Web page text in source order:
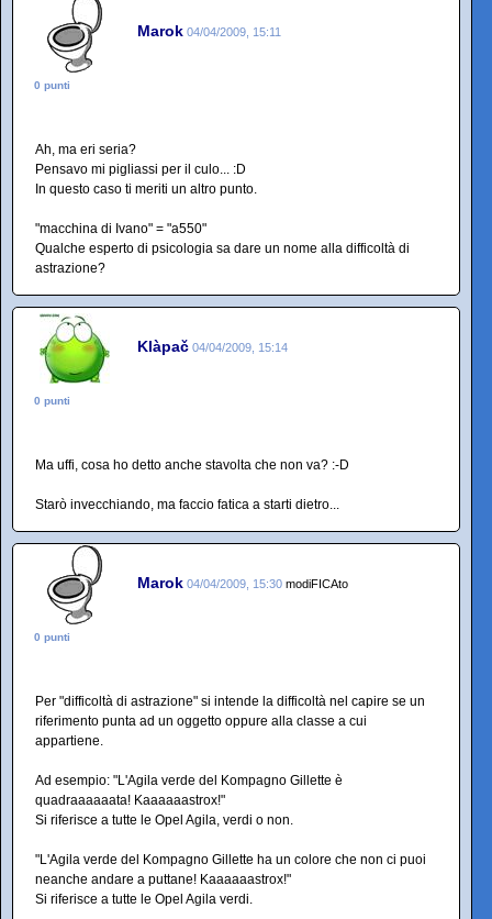
Marok 04/04/2009, 15:11
0 punti
Ah, ma eri seria?
Pensavo mi pigliassi per il culo... :D
In questo caso ti meriti un altro punto.
"macchina di Ivano" = "a550"
Qualche esperto di psicologia sa dare un nome alla difficoltà di
astrazione?
Klàpač 04/04/2009, 15:14
0 punti
Ma uffi, cosa ho detto anche stavolta che non va? :-D
Starò invecchiando, ma faccio fatica a starti dietro...
Marok 04/04/2009, 15:30 modiFICAto
0 punti
Per "difficoltà di astrazione" si intende la difficoltà nel capire se un
riferimento punta ad un oggetto oppure alla classe a cui
appartiene.
Ad esempio: "L'Agila verde del Kompagno Gillette è
quadraaaaaata! Kaaaaaastrox!"
Si riferisce a tutte le Opel Agila, verdi o non.
"L'Agila verde del Kompagno Gillette ha un colore che non ci puoi
neanche andare a puttane! Kaaaaaastrox!"
Si riferisce a tutte le Opel Agila verdi.